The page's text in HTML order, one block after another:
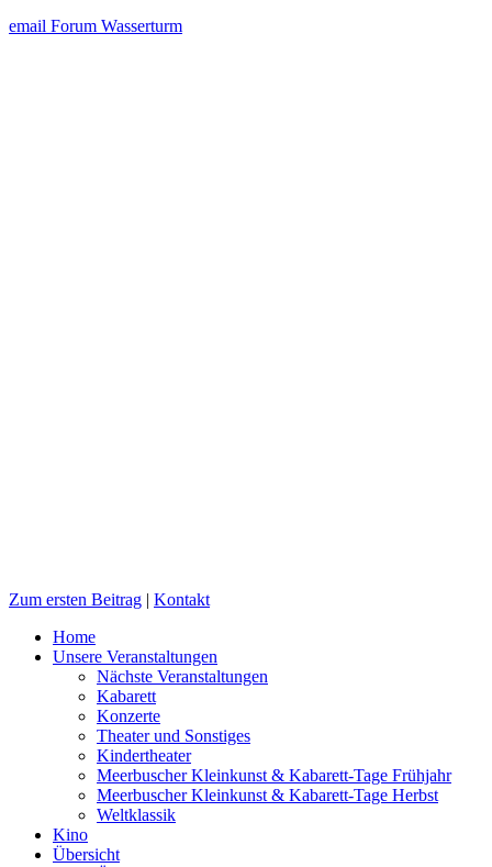
email Forum Wasserturm
Zum ersten Beitrag | Kontakt
Home
Unsere Veranstaltungen
Nächste Veranstaltungen
Kabarett
Konzerte
Theater und Sonstiges
Kindertheater
Meerbuscher Kleinkunst & Kabarett-Tage Frühjahr
Meerbuscher Kleinkunst & Kabarett-Tage Herbst
Weltklassik
Kino
Übersicht